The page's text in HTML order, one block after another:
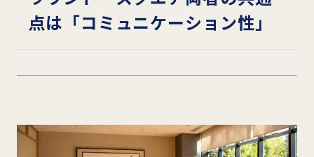
点は「コミュニケーション性」